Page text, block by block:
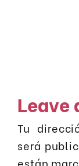
Leave
Tu
será
están